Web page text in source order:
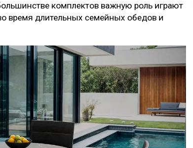
комплектов важную роль играют
время длительных семейных обедов и